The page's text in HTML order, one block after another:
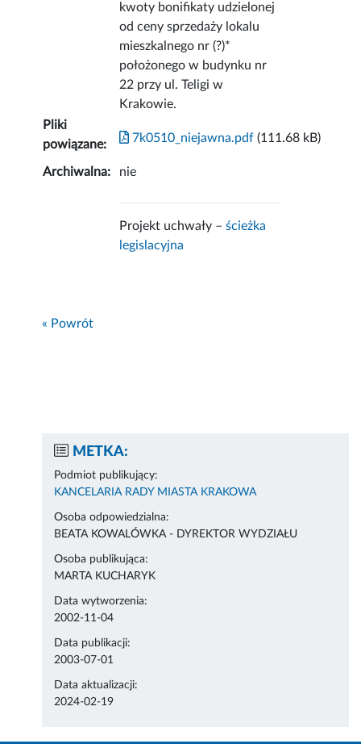
kwoty bonifikaty udzielonej
od ceny sprzedaży lokalu
mieszkalnego nr (?)*
położonego w budynku nr
22 przy ul. Teligi w
Krakowie.
Pliki
powiązane:
7k0510_niejawna.pdf (111.68 kB)
Archiwalna: nie
Projekt uchwały –ścieżka
legislacyjna
« Powrót
METKA:
Podmiot publikujący:
KANCELARIA RADY MIASTA KRAKOWA
Osoba odpowiedzialna:
BEATA KOWALÓWKA - DYREKTOR WYDZIAŁU
Osoba publikująca:
MARTA KUCHARYK
Data wytworzenia:
2002-11-04
Data publikacji:
2003-07-01
Data aktualizacji:
2024-02-19